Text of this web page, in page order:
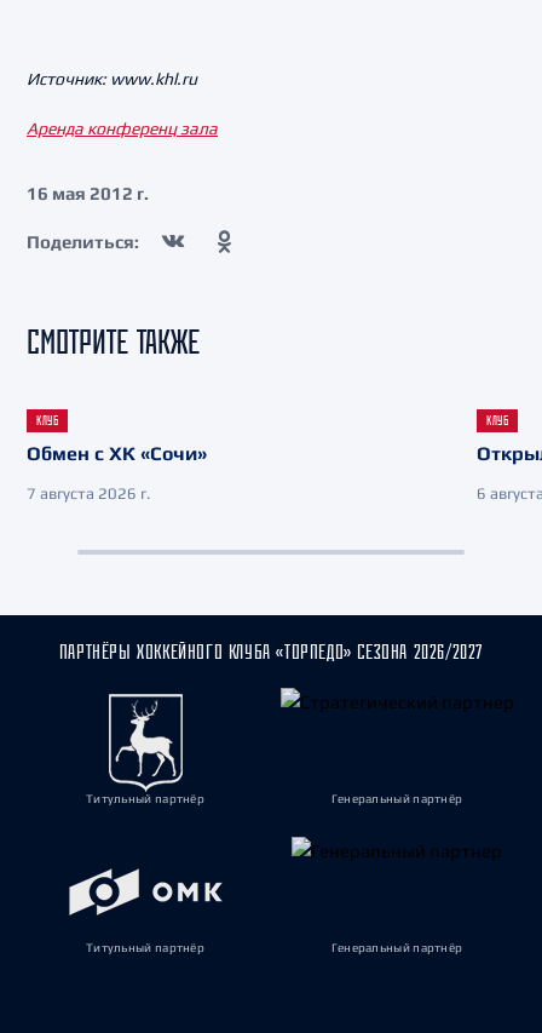
Источник: www.khl.ru
Аренда конференц зала
16 мая 2012 г.
Поделиться:
СМОТРИТЕ ТАКЖЕ
КЛУБ
Обмен с ХК «Сочи»
7 августа 2026 г.
КЛУБ
6
ПАРТНЁРЫ ХОККЕЙНОГО КЛУБА «ТОРПЕДО» СЕЗОНА 2026/2027
Титульный партнёр Генеральный партнёр
Титульный партнёр Генеральный партнёр